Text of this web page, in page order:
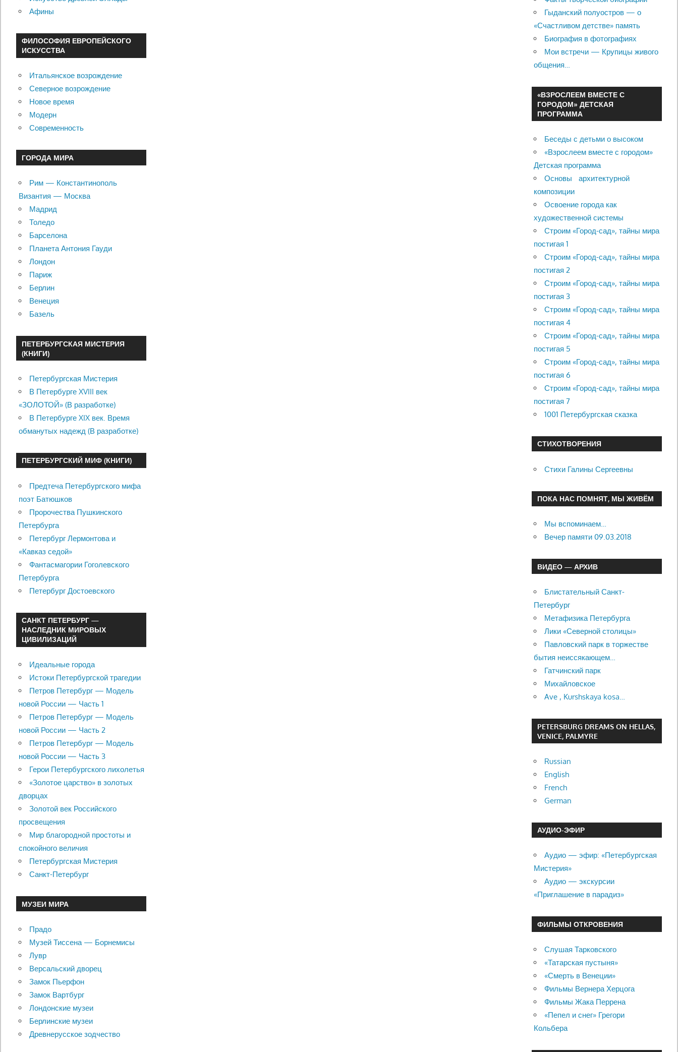
Афины
ФИЛОСОФИЯ ЕВРОПЕЙСКОГО
ИСКУССТВА
Итальянское возрождение
Северное возрождение
Новое время
Модерн
Современность
ГОРОДА МИРА
Рим — Константинополь
Византия — Москва
Мадрид
Толедо
Барселона
Планета Антония Гауди
Лондон
Париж
Берлин
Венеция
Базель
ПЕТЕРБУРГСКАЯ МИСТЕРИЯ
(КНИГИ)
Петербургская Мистерия
В Петербурге XVIII век
«ЗОЛОТОЙ» (В разработке)
В Петербурге XIX век. Время
обманутых надежд (В разработке)
ПЕТЕРБУРГСКИЙ МИФ (КНИГИ)
Предтеча Петербургского мифа
поэт Батюшков
Пророчества Пушкинского
Петербурга
Петербург Лермонтова и
«Кавказ седой»
Фантасмагории Гоголевского
Петербурга
Петербург Достоевского
САНКТ ПЕТЕРБУРГ —
НАСЛЕДНИК МИРОВЫХ
ЦИВИЛИЗАЦИЙ
Идеальные города
Истоки Петербургской трагедии
Петров Петербург — Модель
новой России — Часть 1
Петров Петербург — Модель
новой России — Часть 2
Петров Петербург — Модель
новой России — Часть 3
Герои Петербургского лихолетья
«Золотое царство» в золотых
дворцах
Золотой век Российского
просвещения
Мир благородной простоты и
спокойного величия
Петербургская Мистерия
Санкт-Петербург
МУЗЕИ МИРА
Прадо
Музей Тиссена — Борнемисы
Лувр
Версальский дворец
Замок Пьерфон
Замок Вартбург
Лондонские музеи
Берлинские музеи
Древнерусское зодчество
Гыданский полуостров — о
«Счастливом детстве» память
Биография в фотографиях
Мои встречи — Крупицы живого
общения…
«ВЗРОСЛЕЕМ ВМЕСТЕ С
ГОРОДОМ» ДЕТСКАЯ
ПРОГРАММА
Беседы с детьми о высоком
«Взрослеем вместе с городом»
Детская программа
Основы архитектурной
композиции
Освоение города как
художественной системы
Строим «Город-сад», тайны мира
постигая 1
Строим «Город-сад», тайны мира
постигая 2
Строим «Город-сад», тайны мира
постигая 3
Строим «Город-сад», тайны мира
постигая 4
Строим «Город-сад», тайны мира
постигая 5
Строим «Город-сад», тайны мира
постигая 6
Строим «Город-сад», тайны мира
постигая 7
1001 Петербургская сказка
СТИХОТВОРЕНИЯ
Стихи Галины Сергеевны
ПОКА НАС ПОМНЯТ, МЫ ЖИВЁМ
Мы вспоминаем…
Вечер памяти 09.03.2018
ВИДЕО — АРХИВ
Блистательный Санкт-
Петербург
Метафизика Петербурга
Лики «Северной столицы»
Павловский парк в торжестве
бытия неиссякающем…
Гатчинский парк
Михайловское
Ave , Kurshskaya kosa…
PETERSBURG DREAMS ON HELLAS,
VENICE, PALMYRE
Russian
English
French
German
АУДИО-ЭФИР
Аудио — эфир: «Петербургская
Мистерия»
Аудио — экскурсии
«Приглашение в парадиз»
ФИЛЬМЫ ОТКРОВЕНИЯ
Слушая Тарковского
«Татарская пустыня»
«Смерть в Венеции»
Фильмы Вернера Херцога
Фильмы Жака Перрена
«Пепел и снег» Грегори
Кольбера